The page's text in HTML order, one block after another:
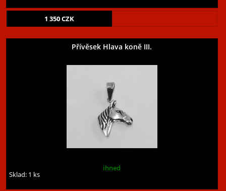
1 350CZK
Přívěsek Hlava koně III.
ihned
Sklad: 1 ks